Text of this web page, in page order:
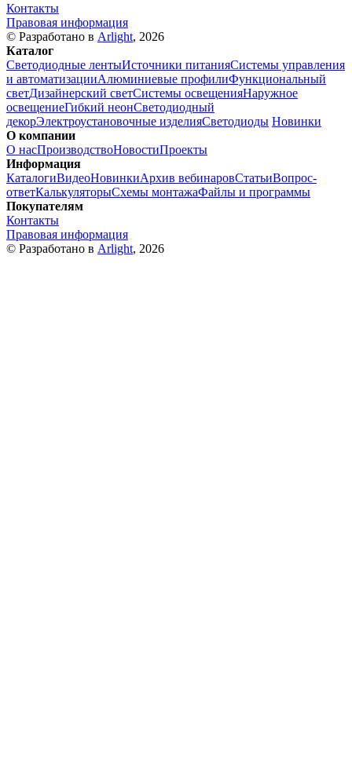
Контакты
Правовая информация
© Разработано в Arlight, 2026
Каталог
Светодиодные лентыИсточники питанияСистемы управления
и автоматизацииАлюминиевые профилиФункциональный
светДизайнерский светСистемы освещенияНаружное
освещениеГибкий неонСветодиодный
декорЭлектроустановочные изделияСветодиоды Новинки
О компании
О насПроизводствоНовостиПроекты
Информация
КаталогиВидеоНовинкиАрхив вебинаровСтатьиВопрос-
ответКалькуляторыСхемы монтажаФайлы и программы
Покупателям
Контакты
Правовая информация
© Разработано в Arlight, 2026